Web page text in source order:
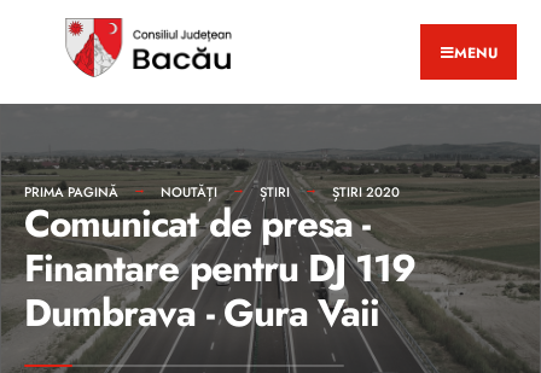
MENU
PRIMA PAGINĂ NOUTĂȚI ȘTIRI ȘTIRI 2020
Comunicat de presa -
Finantare pentru DJ 119
Dumbrava - Gura Vaii